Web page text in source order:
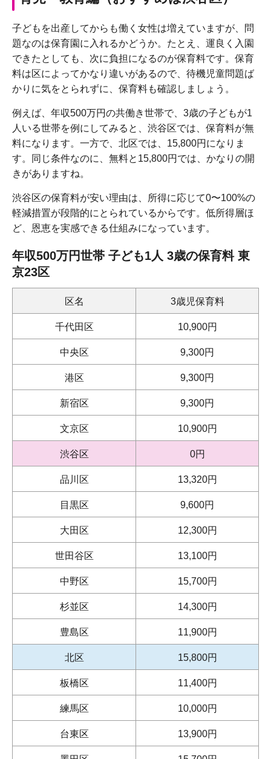
子どもを出産してからも働く女性は増えていますが、問
題なのは保育園に入れるかどうか。たとえ、運良く入園
できたとしても、次に負担になるのが保育料です。保育
料は区によってかなり違いがあるので、待機児童問題ば
かりに気をとられずに、保育料も確認しましょう。
例えば、年収500万円の共働き世帯で、3歳の子どもが1
人いる世帯を例にしてみると、渋谷区では、保育料が無
料になります。一方で、北区では、15,800円になりま
す。同じ条件なのに、無料と15,800円では、かなりの開
きがありますね。
渋谷区の保育料が安い理由は、所得に応じて0〜100%の
軽減措置が段階的にとられているからです。低所得層ほ
ど、恩恵を実感できる仕組みになっています。
年収500万円世帯 子ども1人 3歳の保育料 東
京23区
区名 3歳児保育料
千代田区 10,900円
中央区 9,300円
港区 9,300円
新宿区 9,300円
文京区 10,900円
渋谷区 0円
品川区 13,320円
目黒区 9,600円
大田区 12,300円
世田谷区 13,100円
中野区 15,700円
杉並区 14,300円
豊島区 11,900円
北区 15,800円
板橋区 11,400円
練馬区 10,000円
台東区 13,900円